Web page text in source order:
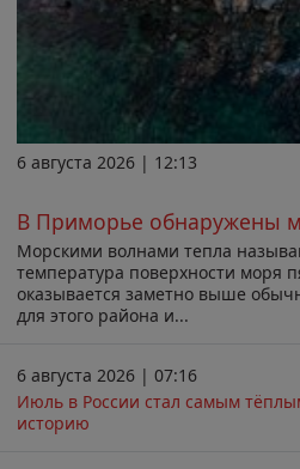
6 августа 2026 | 12:13
В Приморье обнаружены
Морскими волнами тепла
температура поверхности моря
оказывается заметно выше
для этого района и...
6 августа 2026 | 07:16
Июль в России стал самым
историю